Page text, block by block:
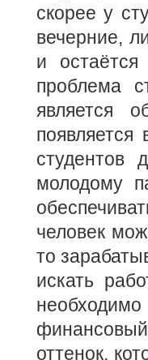
скорее у
вечерние,
и
проблема
является
студентов
молодому
человек
то
искать
оттенок,